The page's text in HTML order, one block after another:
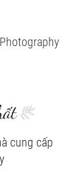
cung cấp